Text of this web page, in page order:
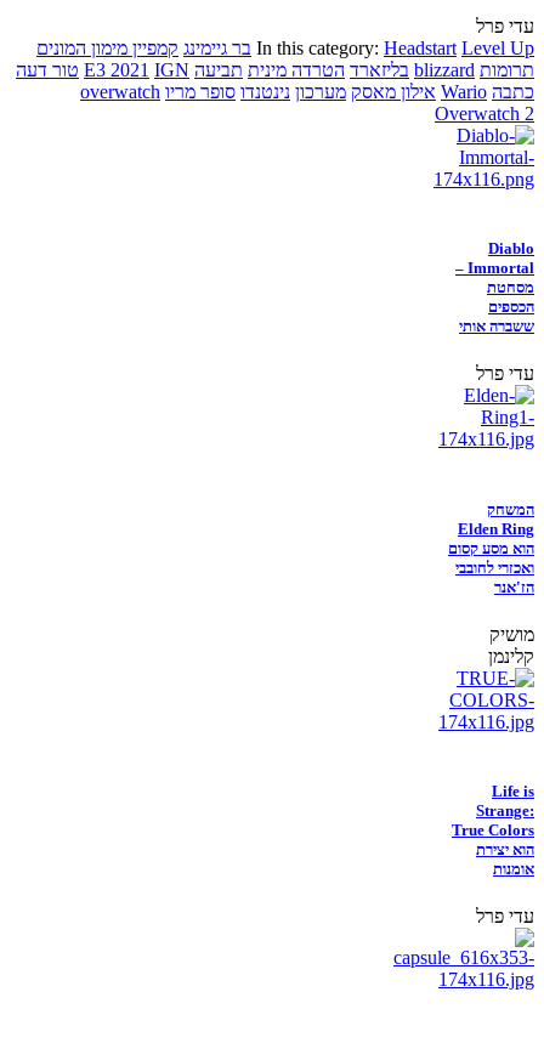
עדי פרל
In this category: Headstart Level Up בר גיימינג קמפיין מימון המונים
תרומות blizzard בליזארד הטרדה מינית תביעה E3 2021 IGN
טור דעה
כתבה Wario אילון מאסק מערכון נינטנדו סופר מריו overwatch
Overwatch 2
Diablo
Immortal –
מסחטת
הכספים
ששברה אותי
עדי פרל
המשחק
Elden Ring
הוא מסע קסום
ואכזרי לחובבי
הז'אנר
מושיק
קלינמן
Life is
Strange:
True Colors
הוא יצירת
אומנות
עדי פרל